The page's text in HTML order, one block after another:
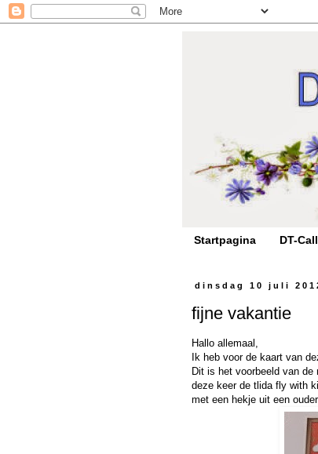
Startpagina DT-Call
dinsdag 10 juli
fijne vakantie
Hallo allemaal,
Ik heb voor de kaart van
Dit is het voorbeeld van
deze keer de tlida fly with
met een hekje uit een